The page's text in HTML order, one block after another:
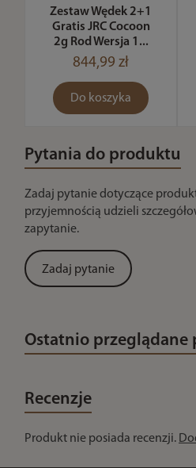
Zestaw Wędek 2+1
Gratis JRC Cocoon
2g Rod Wersja 1...
844,99 zł
Do koszyka
Pytania do produktu
Zadaj pytanie dotyczące
przyjemnością udzieli
zapytanie.
Zadaj pytanie
Ostatnio przeglądane
Recenzje
Produkt nie posiada recenzji.